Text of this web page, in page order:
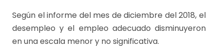
Según el informe del mes de diciembre del 2018, el
desempleo y el empleo adecuado disminuyeron
en una escala menor y no significativa.